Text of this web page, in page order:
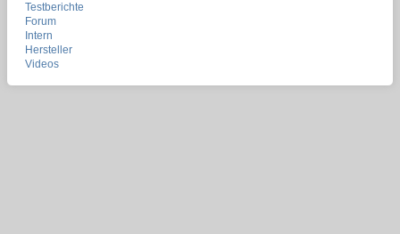
Testberichte
Forum
Intern
Hersteller
Videos